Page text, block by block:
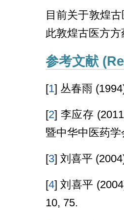
目前关于敦煌
此敦煌古医方
参考文献
[1] 丛春雨
[2] 李应存
暨中华中医药
[3] 刘喜平
[4] 刘喜平
10, 75.